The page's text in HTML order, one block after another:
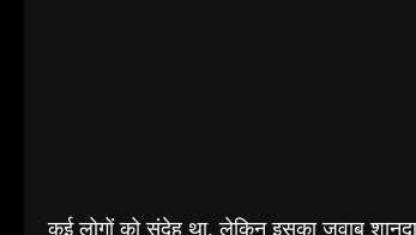
कई लोगों को संदेह था, लेकिन इसका जवाब